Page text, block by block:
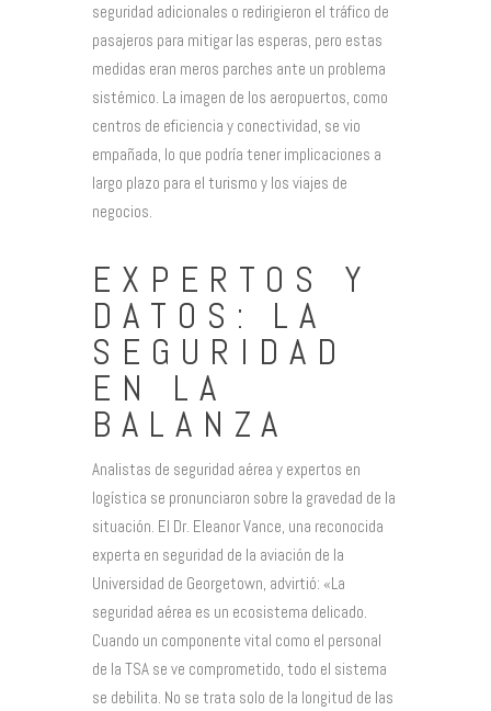
seguridad adicionales o redirigieron el tráfico de
pasajeros para mitigar las esperas, pero estas
medidas eran meros parches ante un problema
sistémico. La imagen de los aeropuertos, como
centros de eficiencia y conectividad, se vio
empañada, lo que podría tener implicaciones a
largo plazo para el turismo y los viajes de
negocios.
EXPERTOS Y
DATOS: LA
SEGURIDAD
EN LA
BALANZA
Analistas de seguridad aérea y expertos en
logística se pronunciaron sobre la gravedad de la
situación. El Dr. Eleanor Vance, una reconocida
experta en seguridad de la aviación de la
Universidad de Georgetown, advirtió: «La
seguridad aérea es un ecosistema delicado.
Cuando un componente vital como el personal
de la TSA se ve comprometido, todo el sistema
se debilita. No se trata solo de la longitud de las